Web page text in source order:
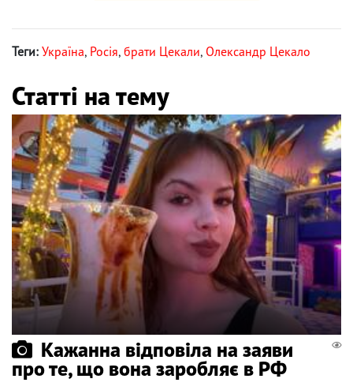
Теги: Україна, Росія, брати Цекали, Олександр Цекало
Статті на тему
Кажанна відповіла на заяви
про те, що вона заробляє в РФ